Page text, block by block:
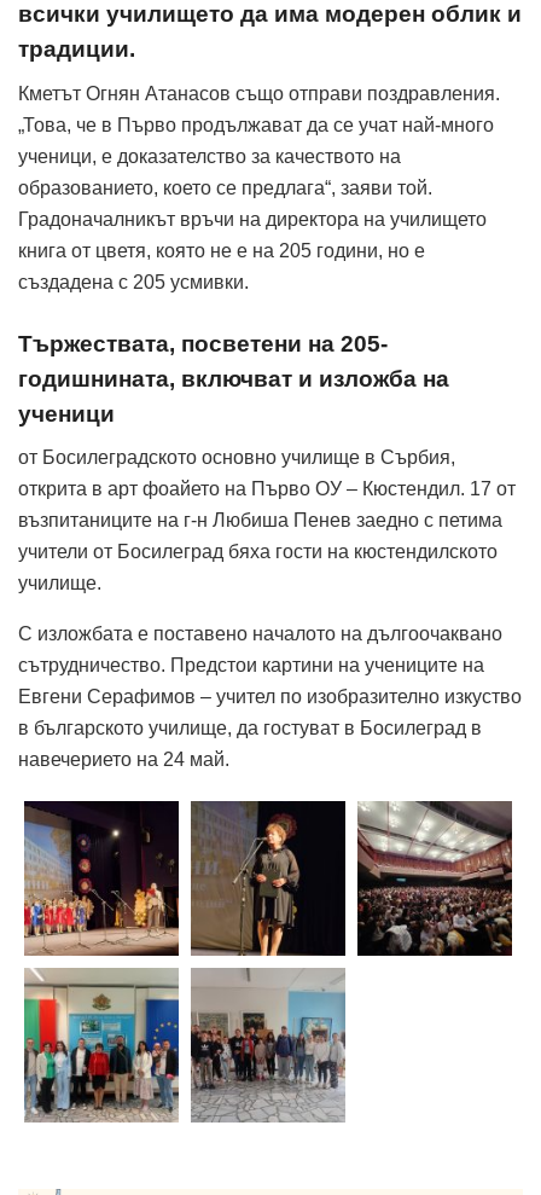
всички училището да има модерен облик и
традиции.
Кметът Огнян Атанасов също отправи поздравления.
„Това, че в Първо продължават да се учат най-много
ученици, е доказателство за качеството на
образованието, което се предлага“, заяви той.
Градоначалникът връчи на директора на училището
книга от цветя, която не е на 205 години, но е
създадена с 205 усмивки.
Тържествата, посветени на 205-
годишнината, включват и изложба на
ученици
от Босилеградското основно училище в Сърбия,
открита в арт фоайето на Първо ОУ – Кюстендил. 17 от
възпитаниците на г-н Любиша Пенев заедно с петима
учители от Босилеград бяха гости на кюстендилското
училище.
С изложбата е поставено началото на дългоочаквано
сътрудничество. Предстои картини на учениците на
Евгени Серафимов – учител по изобразително изкуство
в българското училище, да гостуват в Босилеград в
навечерието на 24 май.